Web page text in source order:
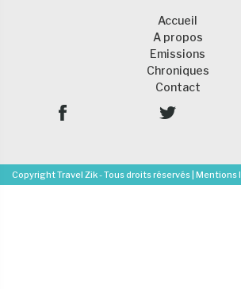
Accueil
A propos
Emissions
Chroniques
Contact
Copyright Travel Zik - Tous droits réservés | Mentions